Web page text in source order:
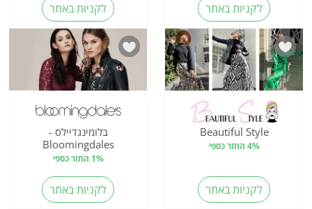
לקניות באתר לקניות באתר
Beautiful Style
4% החזר כספי
לקניות באתר
בלומינגדיילס -
Bloomingdales
1% החזר כספי
לקניות באתר